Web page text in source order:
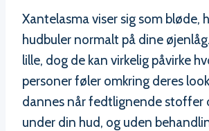
Xantelasma viser sig som bløde,
hudbuler normalt på dine
lille, dog de kan virkelig påvirke
personer føler omkring deres
dannes når fedtlignende stoffer
under din hud, og uden